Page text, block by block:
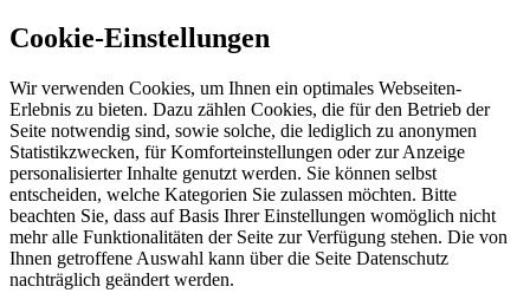
Cookie-Einstellungen
Wir verwenden Cookies, um Ihnen ein optimales Webseiten-
Erlebnis zu bieten. Dazu zählen Cookies, die für den Betrieb der
Seite notwendig sind, sowie solche, die lediglich zu anonymen
Statistikzwecken, für Komforteinstellungen oder zur Anzeige
personalisierter Inhalte genutzt werden. Sie können selbst
entscheiden, welche Kategorien Sie zulassen möchten. Bitte
beachten Sie, dass auf Basis Ihrer Einstellungen womöglich nicht
mehr alle Funktionalitäten der Seite zur Verfügung stehen. Die von
Ihnen getroffene Auswahl kann über die Seite Datenschutz
nachträglich geändert werden.